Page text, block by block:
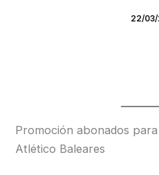
22/
Promoción abonados
Atlético Baleares